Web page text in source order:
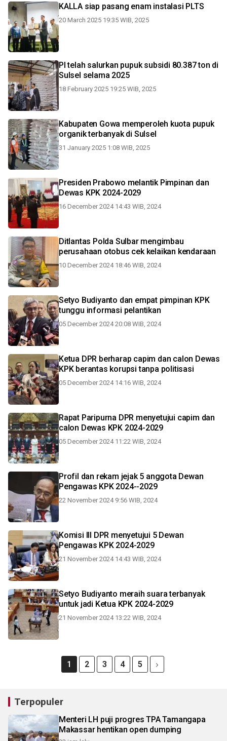
KALLA siap pasang enam instalasi PLTS
20 March 2025 19:35 WIB, 2025
PI telah salurkan pupuk subsidi 80.387 ton di
Sulsel selama 2025
18 February 2025 19:25 WIB, 2025
Kabupaten Gowa memperoleh kuota pupuk
organik terbanyak di Sulsel
31 January 2025 1:08 WIB, 2025
Presiden Prabowo melantik Pimpinan dan
Dewas KPK 2024-2029
16 December 2024 14:43 WIB, 2024
Ditlantas Polda Sulbar mengimbau
perusahaan otobus cek kelaikan kendaraan
10 December 2024 18:46 WIB, 2024
Setyo Budiyanto dan empat pimpinan KPK
tunggu informasi pelantikan
05 December 2024 20:08 WIB, 2024
Ketua DPR berharap capim dan calon Dewas
KPK berantas korupsi tanpa politisasi
05 December 2024 14:16 WIB, 2024
Rapat Paripurna DPR menyetujui capim dan
calon Dewas KPK 2024-2029
05 December 2024 11:22 WIB, 2024
Profil dan rekam jejak 5 anggota Dewan
Pengawas KPK 2024--2029
22 November 2024 9:56 WIB, 2024
Komisi III DPR menyetujui 5 Dewan
Pengawas KPK 2024-2029
21 November 2024 14:43 WIB, 2024
Setyo Budiyanto meraih suara terbanyak
untuk jadi Ketua KPK 2024-2029
21 November 2024 13:22 WIB, 2024
1 2 3 4 5
Terpopuler
Menteri LH puji progres TPA Tamangapa
Makassar hentikan open dumping